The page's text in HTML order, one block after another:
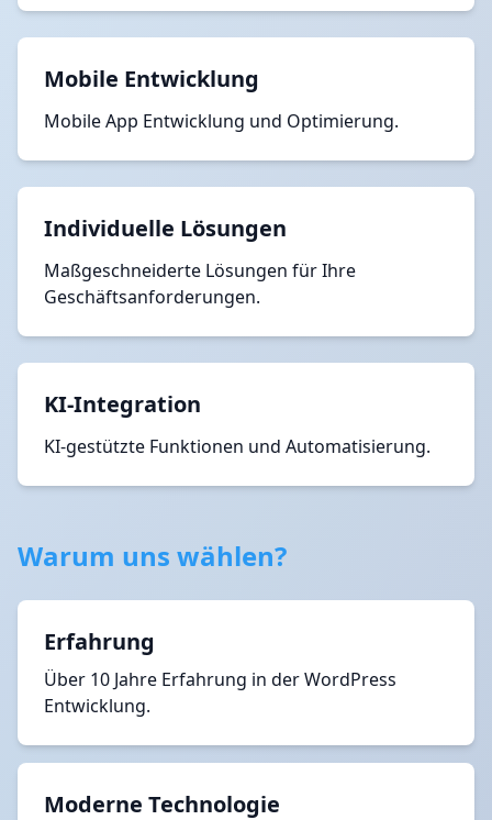
Mobile Entwicklung
Mobile App Entwicklung und Optimierung.
Individuelle Lösungen
Maßgeschneiderte Lösungen für Ihre
Geschäftsanforderungen.
KI-Integration
KI-gestützte Funktionen und Automatisierung.
Warum uns wählen?
Erfahrung
Über 10 Jahre Erfahrung in der WordPress
Entwicklung.
Moderne Technologie